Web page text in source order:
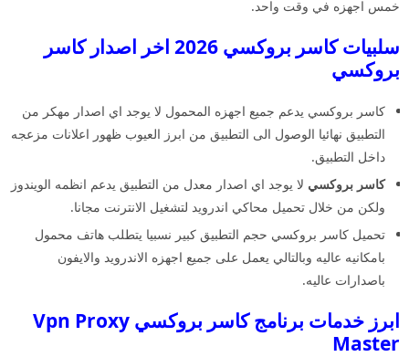
خمس اجهزه في وقت واحد.
سلبيات كاسر بروكسي 2026 اخر اصدار كاسر
بروكسي
كاسر بروكسي يدعم جميع اجهزه المحمول لا يوجد اي اصدار مهكر من
التطبيق نهائيا الوصول الى التطبيق من ابرز العيوب ظهور اعلانات مزعجه
داخل التطبيق.
كاسر بروكسي لا يوجد اي اصدار معدل من التطبيق يدعم انظمه الويندوز
ولكن من خلال تحميل محاكي اندرويد لتشغيل الانترنت مجانا.
تحميل كاسر بروكسي حجم التطبيق كبير نسبيا يتطلب هاتف محمول
بامكانيه عاليه وبالتالي يعمل على جميع اجهزه الاندرويد والايفون
باصدارات عاليه.
ابرز خدمات برنامج كاسر بروكسي Vpn Proxy
Master